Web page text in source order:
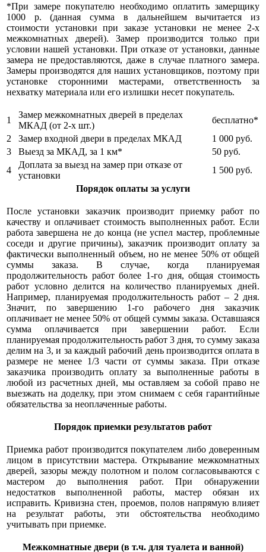
*При замере покупателю необходимо оплатить замерщику
1000 р. (данная сумма в дальнейшем вычитается из
стоимости установки при заказе установки не менее 2-х
межкомнатных дверей). Замер производится только при
условии нашей установки. При отказе от установки, данные
замера не предоставляются, даже в случае платного замера.
Замеры производятся для наших установщиков, поэтому при
установке сторонними мастерами, ответственность за
нехватку материала или его излишки несет покупатель.
1
Замер межкомнатных дверей в пределах
МКАД (от 2-х шт.)
бесплатно*
2
Замер входной двери в пределах МКАД 1 000 руб.
3
Выезд за МКАД, за 1 км* 50 руб.
4
Доплата за выезд на замер при отказе от
установки
1 500 руб.
Порядок оплаты за услуги
После установки заказчик производит приемку работ по
качеству и оплачивает стоимость выполненных работ. Если
работа завершена не до конца (не успел мастер, проблемные
соседи и другие причины), заказчик производит оплату за
фактически выполненный объем, но не менее 50% от общей
суммы заказа. В случае, когда планируемая
продолжительность работ более 1-го дня, общая стоимость
работ условно делится на количество планируемых дней.
Например, планируемая продолжительность работ – 2 дня.
Значит, по завершению 1-го рабочего дня заказчик
оплачивает не менее 50% от общей суммы заказа. Оставшаяся
сумма оплачивается при завершении работ. Если
планируемая продолжительность работ 3 дня, то сумму заказа
делим на 3, и за каждый рабочий день производится оплата в
размере не менее 1/3 части от суммы заказа. При отказе
заказчика производить оплату за выполненные работы в
любой из расчетных дней, мы оставляем за собой право не
выезжать на доделку, при этом снимаем с себя гарантийные
обязательства за неоплаченные работы.
Порядок приемки результатов работ
Приемка работ производится покупателем либо доверенным
лицом в присутствии мастера. Открывание межкомнатных
дверей, зазоры между полотном и полом согласовываются с
мастером до выполнения работ. При обнаружении
недостатков выполненной работы, мастер обязан их
исправить. Кривизна стен, проемов, полов напрямую влияет
на результат работы, эти обстоятельства необходимо
учитывать при приемке.
Межкомнатные двери (в т.ч. для туалета и ванной)